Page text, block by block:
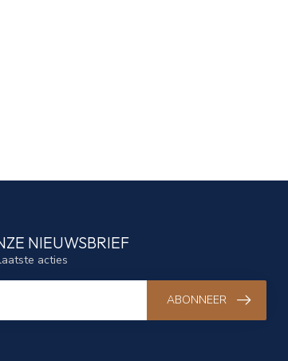
NIEUWSBRIEF
acties
ABONNEER